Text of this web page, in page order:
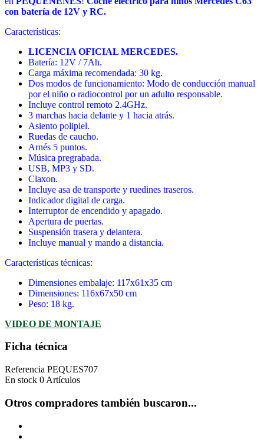
con batería de 12V y RC.
Características:
LICENCIA OFICIAL MERCEDES.
Batería: 12V / 7Ah.
Carga máxima recomendada: 30 kg.
Dos modos de funcionamiento: Modo de conducción manual
por el niño o radiocontrol por un adulto responsable.
Incluye control remoto 2.4GHz.
3 marchas hacia delante y 1 hacia atrás.
Asiento polipiel.
Ruedas de caucho.
Arnés 5 puntos.
Música pregrabada.
USB, MP3 y SD.
Claxon.
Incluye asa de transporte y ruedines traseros.
Indicador digital de carga.
Interruptor de encendido y apagado.
Apertura de puertas.
Suspensión trasera y delantera.
Incluye manual y mando a distancia.
Características técnicas:
Dimensiones embalaje: 117x61x35 cm
Dimensiones: 116x67x50 cm
Peso: 18 kg.
VIDEO DE MONTAJE
Ficha técnica
Referencia PEQUES707
En stock 0 Artículos
Otros compradores también buscaron...